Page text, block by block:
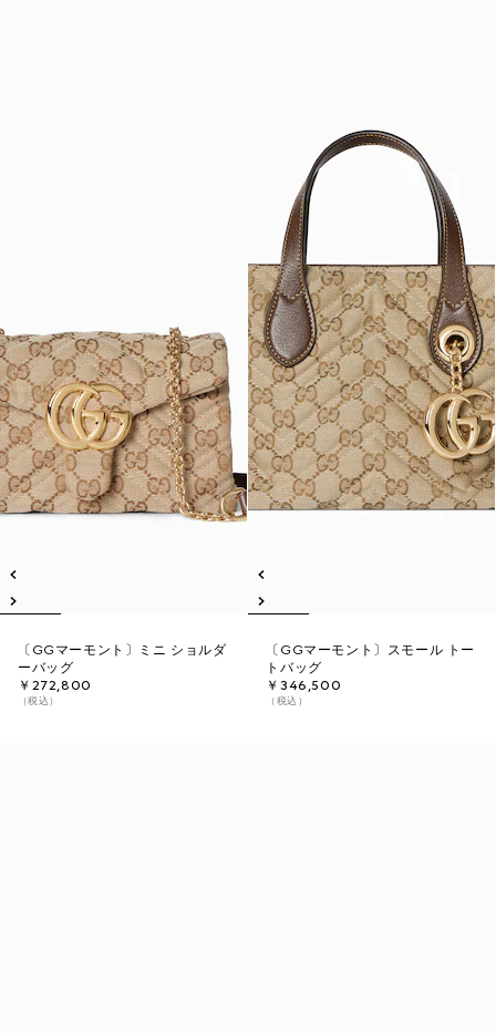
〔GGマーモント〕ミニ ショルダ
ーバッグ
￥272,800
（税込）
〔GGマーモント〕スモール トー
トバッグ
￥346,500
（税込）